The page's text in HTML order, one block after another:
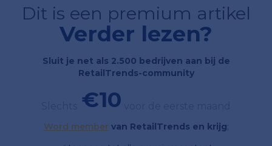
Dit is een premium artikel
Verder lezen?
Sluit je net als 2.500 bedrijven aan bij de
RetailTrends-community
€10
Word member van RetailTrends en krijg;